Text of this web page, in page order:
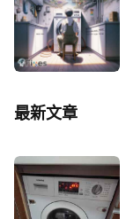
最新文章